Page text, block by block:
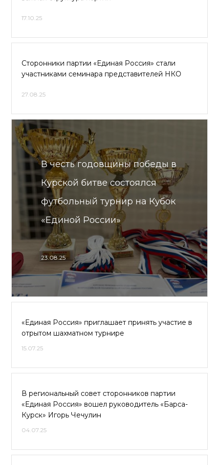
17.10.25
Сторонники партии «Единая Россия» стали
участниками семинара представителей НКО
27.08.25
В честь годовщины победы в
Курской битве состоялся
футбольный турнир на Кубок
«Единой России»
23.08.25
«Единая Россия» приглашает принять участие в
отрытом шахматном турнире
15.07.25
В региональный совет сторонников партии
«Единая Россия» вошел руководитель «Барса-
Курск» Игорь Чечулин
04.07.25